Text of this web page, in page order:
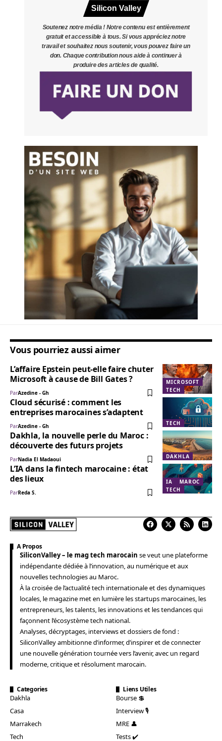
Silicon Valley
Soutenez notre média ! Notre contenu est entièrement
gratuit et accessible à tous. Si vous appréciez notre
travail et souhaitez nous soutenir, vous pouvez faire un
don. Chaque contribution nous aide à continuer à
produire des articles de qualité.
Vous pourriez aussi aimer
MICROSOFT
TECH
L’affaire Epstein peut-elle faire chuter
Microsoft à cause de Bill Gates ?
ParAzedine - Gh
TECH
Cloud sécurisé : comment les
entreprises marocaines s’adaptent
ParAzedine - Gh
DAKHLA
Dakhla, la nouvelle perle du Maroc :
découverte des futurs projets
ParNadia El Madaoui
IA
MAROC
TECH
L’IA dans la fintech marocaine : état
des lieux
ParReda S.
A Propos
SiliconValley – le mag tech marocain se veut une plateforme
indépendante dédiée à l’innovation, au numérique et aux
nouvelles technologies au Maroc.
À la croisée de l’actualité tech internationale et des dynamiques
locales, le magazine met en lumière les startups marocaines, les
entrepreneurs, les talents, les innovations et les tendances qui
façonnent l’écosystème tech national.
Analyses, décryptages, interviews et dossiers de fond :
SiliconValley ambitionne d’informer, d’inspirer et de connecter
une nouvelle génération tournée vers l’avenir, avec un regard
moderne, critique et résolument marocain.
Categories
Dakhla
Casa
Marrakech
Tech
Liens Utiles
Bourse 💲
Interview 🎙️
MRE 👤
Tests ✔️